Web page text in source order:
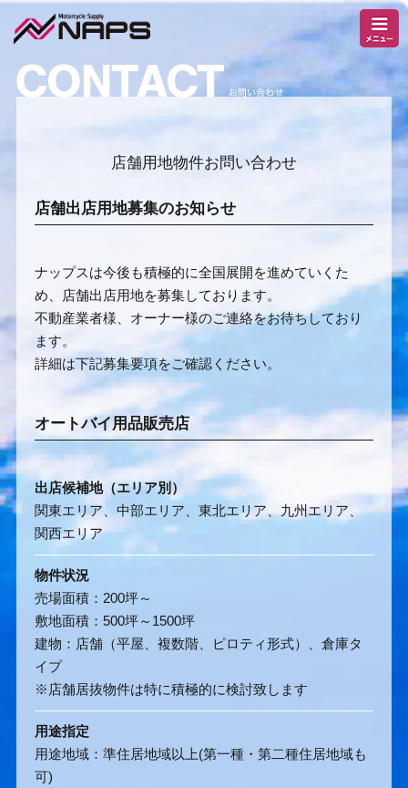
店舗用地物件お問い合わせ
店舗出店用地募集のお知らせ
ナップスは今後も積極的に全国展開を進めていくた
め、店舗出店用地を募集しております。
不動産業者様、オーナー様のご連絡をお待ちしており
ます。
詳細は下記募集要項をご確認ください。
オートバイ用品販売店
出店候補地（エリア別）
関東エリア、中部エリア、東北エリア、九州エリア、
関西エリア
物件状況
売場面積：200坪～
敷地面積：500坪～1500坪
建物：店舗（平屋、複数階、ピロティ形式）、倉庫タ
イプ
※店舗居抜物件は特に積極的に検討致します
用途指定
用途地域：準住居地域以上(第一種・第二種住居地域も
可)